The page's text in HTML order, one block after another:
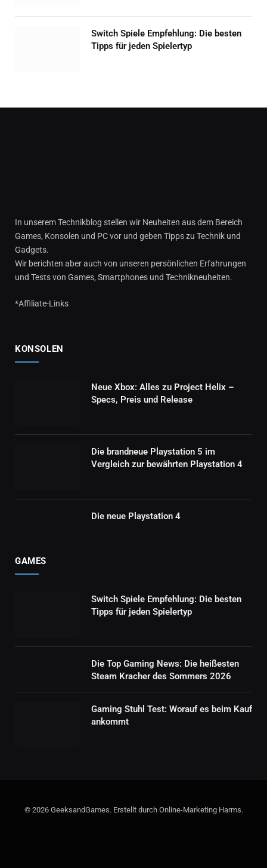
Switch Spiele Empfehlung: Die besten
Tipps für jeden Spielertyp
In unserem Technikblog stellen wir Neuheiten aus dem Bereich
Games, Konsolen und PC vor und geben Tipps zu Technik und
Gadgets.
Wir berichten aber auch von unseren persönlichen Erfahrungen
und Tests von Games, Smartphones und Technikneuheiten.
*Affiliate-Links
KONSOLEN
Neue Xbox: Alles zu Project Helix –
Specs, Preis und Release
Die brandneue Playstation 5 im
Vergleich zur bewährten Playstation 4
Die neue Playstation 4
GAMES
Switch Spiele Empfehlung: Die besten
Tipps für jeden Spielertyp
Die Top Gaming News: Die heißesten
Steam Kracher des Sommers 2026
Gaming Stuhl Test: Worauf es beim Kauf
ankommt
© 2026 GeeksandGames. Erstellt durch Online-Marketing Harms.